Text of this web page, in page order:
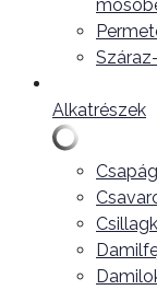
Alkatrészek